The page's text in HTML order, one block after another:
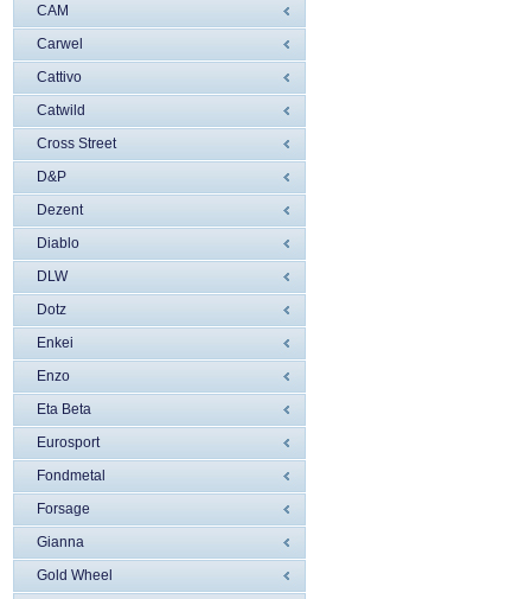
CAM
Carwel
Cattivo
Catwild
Cross Street
D&P
Dezent
Diablo
DLW
Dotz
Enkei
Enzo
Eta Beta
Eurosport
Fondmetal
Forsage
Gianna
Gold Wheel